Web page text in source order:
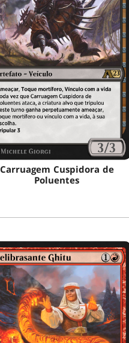
Carruagem Cuspidora de
Poluentes